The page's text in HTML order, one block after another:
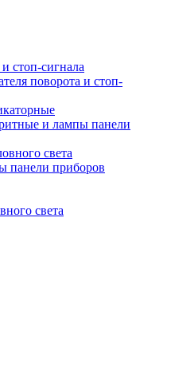
стоп-сигнала
поворота и стоп-
и лампы панели
света
панели приборов
света